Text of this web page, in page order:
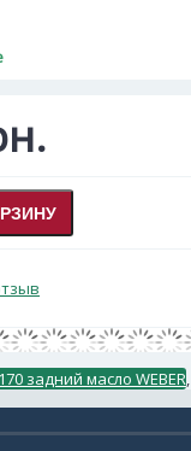
задний масло WEBER,